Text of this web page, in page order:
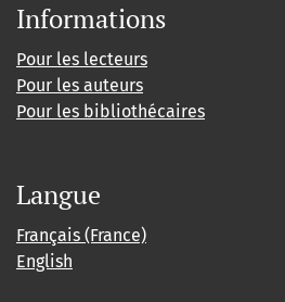
Informations
Pour les lecteurs
Pour les auteurs
Pour les bibliothécaires
Langue
Français (France)
English